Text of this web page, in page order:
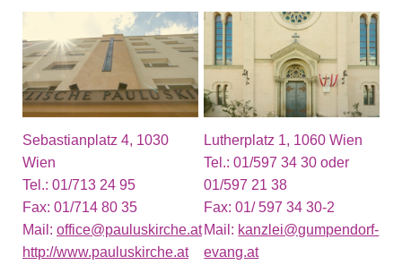
Sebastianplatz 4, 1030
Wien
Tel.: 01/713 24 95
Fax: 01/714 80 35
Mail: office@pauluskirche.at
http://www.pauluskirche.at
Lutherplatz 1, 1060 Wien
Tel.:01/597 34 30 oder
01/597 21 38
Fax:01/ 597 34 30-2
Mail: kanzlei@gumpendorf-
evang.at